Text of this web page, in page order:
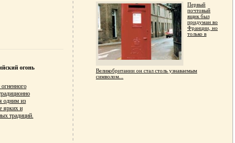
огонь
одним из
ярких и
традиций.
Первый
почтовый
ящик был
придуман во
Франции, но
только в
Великобритании он стал столь узнаваемым
символом...